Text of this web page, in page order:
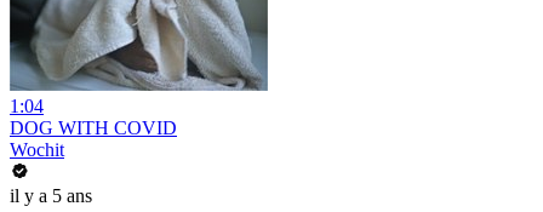
1:04
DOG WITH COVID
Wochit
il y a 5 ans